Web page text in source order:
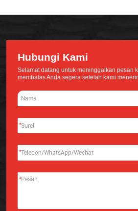
Hubungi Kami
Selamat datang untuk meninggalkan pesan
membalas Anda segera setelah kami
*
*
*